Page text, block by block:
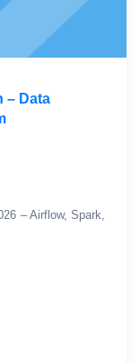
– Data
– Airflow, Spark,